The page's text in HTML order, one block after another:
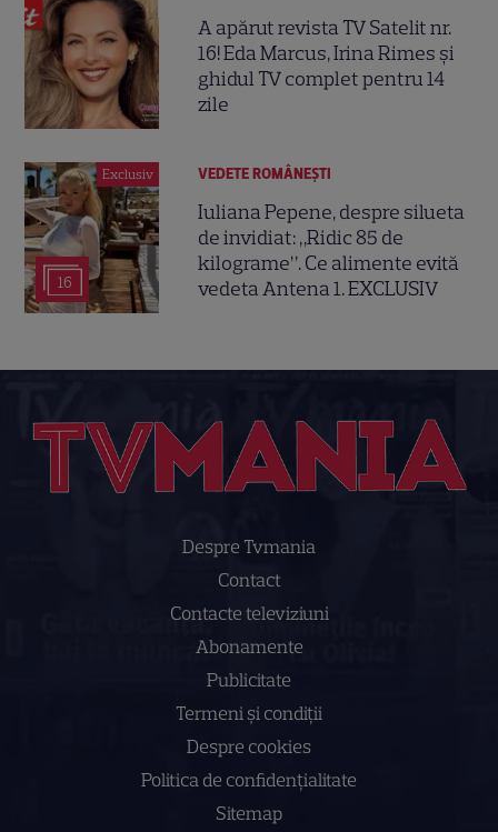
A apărut revista TV Satelit nr.
16! Eda Marcus, Irina Rimes și
ghidul TV complet pentru 14
zile
Exclusiv
16
VEDETE ROMÂNEŞTI
Iuliana Pepene, despre silueta
de invidiat: „Ridic 85 de
kilograme”. Ce alimente evită
vedeta Antena 1. EXCLUSIV
Despre Tvmania
Contact
Contacte televiziuni
Abonamente
Publicitate
Termeni și condiții
Despre cookies
Politica de confidenţialitate
Sitemap